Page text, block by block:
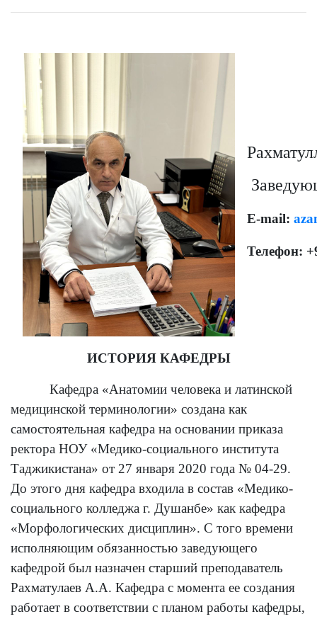
E-mail:
Телефон:
ИСТОРИЯ КАФЕДРЫ
Кафедра «Анатомии человека и латинской
медицинской терминологии» создана как
самостоятельная кафедра на основании приказа
ректора НОУ «Медико-социального института
Таджикистана» от 27 января 2020 года № 04-29.
До этого дня кафедра входила в состав «Медико-
социального колледжа г. Душанбе» как кафедра
«Морфологических дисциплин». С того времени
исполняющим обязанностью заведующего
кафедрой был назначен старший преподаватель
Рахматулаев А.А. Кафедра с момента ее создания
работает в соответствии с планом работы кафедры,